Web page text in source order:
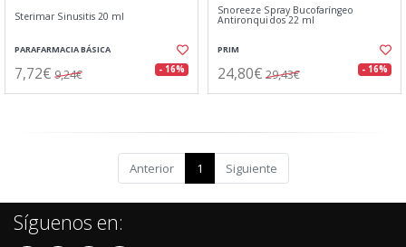
Sterimar Sinusitis 20 ml
PARAFARMACIA BÁSICA
7,72€ 9,24€ - 16%
Snoreeze Spray Bucofaríngeo
Antironquidos 22 ml
PRIM
24,80€ 29,43€ - 16%
Anterior 1 Siguiente
Síguenos en: